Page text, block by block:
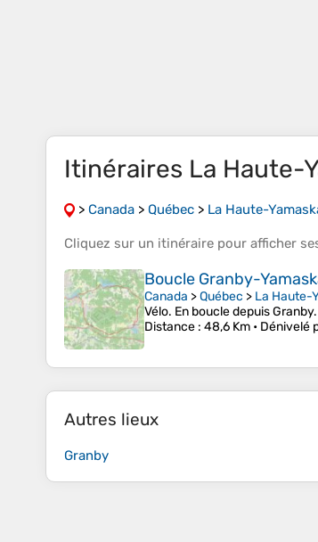
Itinéraires La Haute-
> Canada > Québec > La Haute-
Cliquez sur un itinéraire pour afficher
Boucle Granby-
Canada >Québec > La Haute-
Vélo. En boucle depuis
Distance : 48,6 Km • Dénivelé
Autres lieux
Granby